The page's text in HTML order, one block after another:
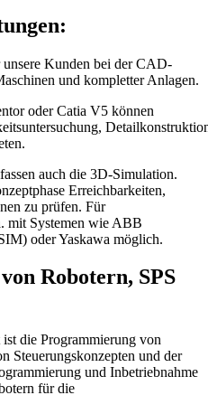
Kunden bei der CAD-
und kompletter Anlagen.
oder Catia V5 können
auch die 3D-Simulation.
Erreichbarkeiten,
zu prüfen. Für
mit Systemen wie ABB
oder Yaskawa möglich.
Robotern, SPS
die Programmierung von
Steuerungskonzepten und der
und Inbetriebnahme
für die